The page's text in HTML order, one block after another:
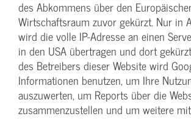
des Abkommens über den
Wirtschaftsraum zuvor gekürzt. Nur in
wird die volle IP-Adresse an einen
in den USA übertragen und dort
des Betreibers dieser Website wird
Informationen benutzen, um Ihre
auszuwerten, um Reports über die
zusammenzustellen und um weitere